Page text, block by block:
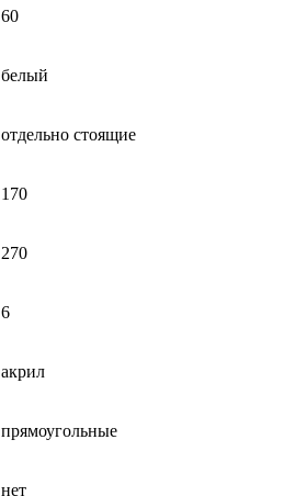
60
белый
отдельно стоящие
170
270
6
акрил
прямоугольные
нет